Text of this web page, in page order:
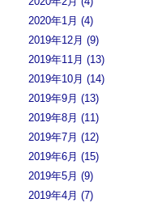
2020年1月 (4)
2019年12月 (9)
2019年11月 (13)
2019年10月 (14)
2019年9月 (13)
2019年8月 (11)
2019年7月 (12)
2019年6月 (15)
2019年5月 (9)
2019年4月 (7)